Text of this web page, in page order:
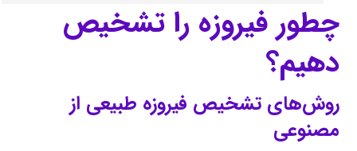
چطور فیروزه را تشخیص
دهیم؟
روش‌های تشخیص فیروزه طبیعی از
مصنوعی